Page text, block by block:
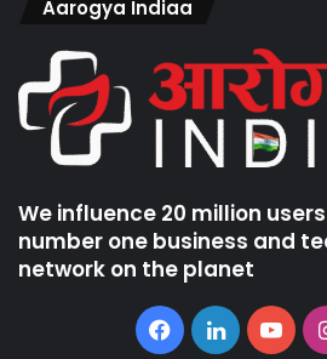
Aarogya Indiaa
We influence 20 million
number one business and
network on the planet
Facebook
LinkedIn